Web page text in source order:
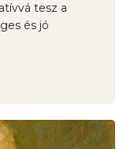
tesz a
és jó